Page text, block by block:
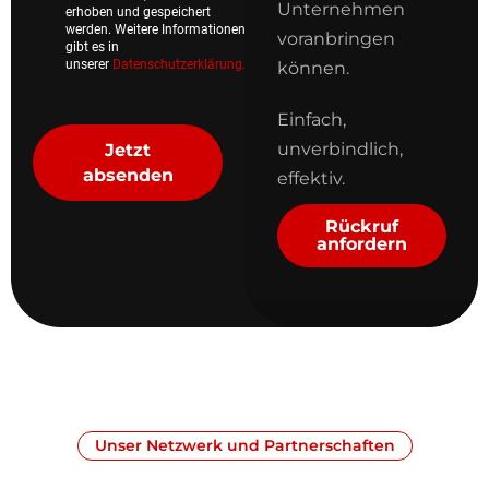
erhoben und gespeichert
werden. Weitere Informationen
gibt es in
unserer Datenschutzerklärung.
Jetzt
absenden
Unternehmen
voranbringen
können.
Einfach,
unverbindlich,
effektiv.
Rückruf
anfordern
Unser Netzwerk und Partnerschaften